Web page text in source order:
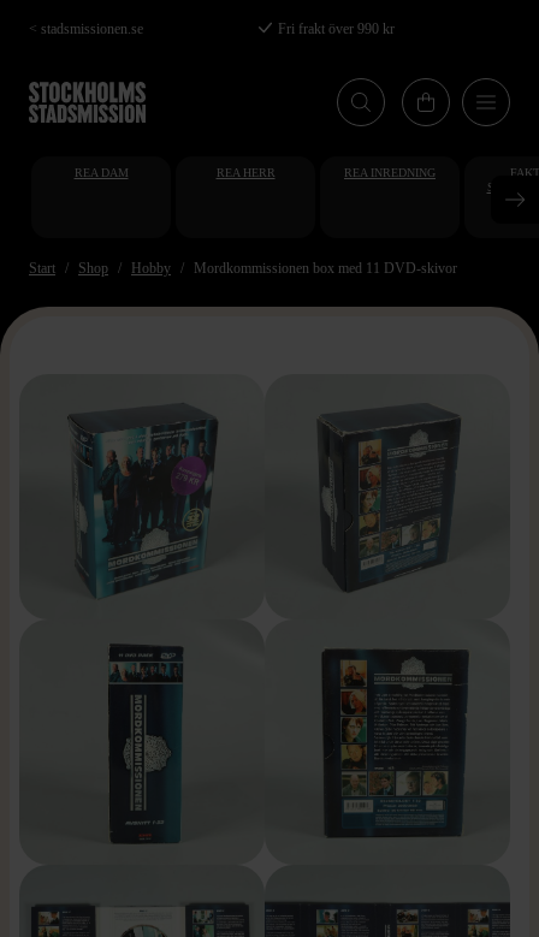
Hoppa
till
huvudinnehåll
< stadsmissionen.se Fri frakt över 990 kr
REA DAM REA HERR REA INREDNING
Start Shop Hobby Mordkommissionen box med 11 DVD-skivor